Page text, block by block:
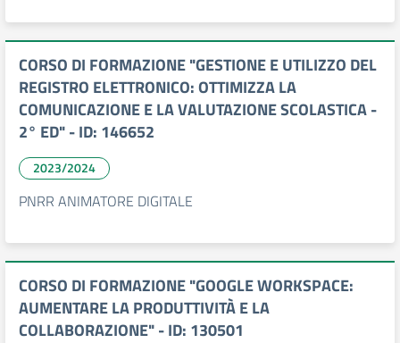
CORSO DI FORMAZIONE "GESTIONE E UTILIZZO DEL
REGISTRO ELETTRONICO: OTTIMIZZA LA
COMUNICAZIONE E LA VALUTAZIONE SCOLASTICA -
2° ED" - ID: 146652
2023/2024
PNRR ANIMATORE DIGITALE
CORSO DI FORMAZIONE "GOOGLE WORKSPACE:
AUMENTARE LA PRODUTTIVITÀ E LA
COLLABORAZIONE" - ID: 130501